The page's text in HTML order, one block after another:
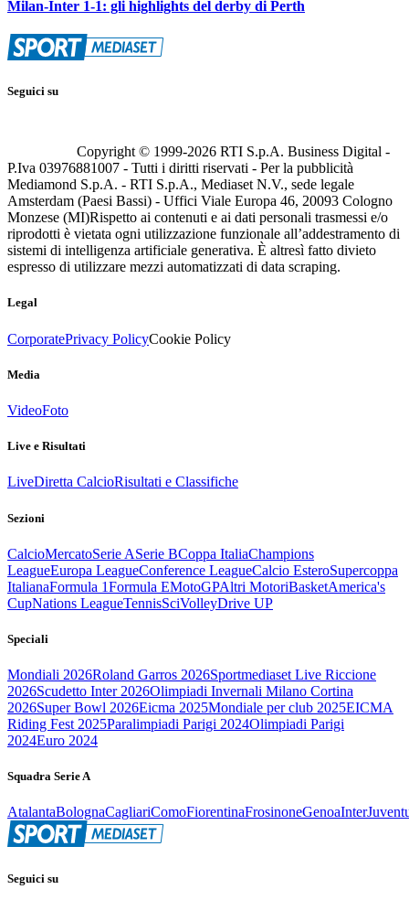
Milan-Inter 1-1: gli highlights del derby di Perth
Seguici su
Copyright © 1999-2026 RTI S.p.A. Business Digital -
P.Iva 03976881007 - Tutti i diritti riservati - Per la pubblicità
Mediamond S.p.A. - RTI S.p.A., Mediaset N.V., sede legale
Amsterdam (Paesi Bassi) - Uffici Viale Europa 46, 20093 Cologno
Monzese (MI)Rispetto ai contenuti e ai dati personali trasmessi e/o
riprodotti è vietata ogni utilizzazione funzionale all’addestramento di
sistemi di intelligenza artificiale generativa. È altresì fatto divieto
espresso di utilizzare mezzi automatizzati di data scraping.
Legal
CorporatePrivacy PolicyCookie Policy
Media
VideoFoto
Live e Risultati
LiveDiretta CalcioRisultati e Classifiche
Sezioni
CalcioMercatoSerie ASerie BCoppa ItaliaChampions
LeagueEuropa LeagueConference LeagueCalcio EsteroSupercoppa
ItalianaFormula 1Formula EMotoGPAltri MotoriBasketAmerica's
CupNations LeagueTennisSciVolleyDrive UP
Speciali
Mondiali 2026Roland Garros 2026Sportmediaset Live Riccione
2026Scudetto Inter 2026Olimpiadi Invernali Milano Cortina
2026Super Bowl 2026Eicma 2025Mondiale per club 2025EICMA
Riding Fest 2025Paralimpiadi Parigi 2024Olimpiadi Parigi
2024Euro 2024
Squadra Serie A
AtalantaBolognaCagliariComoFiorentinaFrosinoneGenoaInter
Seguici su